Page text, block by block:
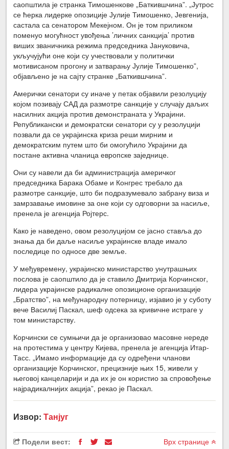
саопштила је странка Тимошенкове „Баткившчина”. „Јутрос
се ћерка лидерке опозиције Јулије Тимошенко, Јевгенија,
састала са сенатором Мекејном. Он је том приликом
поменуо могућност увођења ’личних санкција’ против
виших званичника режима председника Јануковича,
укључујући оне који су учествовали у политички
мотивисаном прогону и затварању Јулије Тимошенко”,
објављено је на сајту странке „Баткившчина”.
Амерички сенатори су иначе у петак објавили резолуцију
којом позивају САД да размотре санкције у случају даљих
насилних акција против демонстраната у Украјини.
Републикански и демократски сенатори су у резолуцији
позвали да се украјинска криза реши мирним и
демократским путем што би омогућило Украјини да
постане активна чланица европске заједнице.
Они су навели да би администрација америчког
председника Барака Обаме и Конгрес требало да
размотре санкције, што би подразумевало забрану виза и
замрзавање имовине за оне који су одговорни за насиље,
пренела је агенција Ројтерс.
Како је наведено, овом резолуцијом се јасно ставља до
знања да би даље насиље украјинске владе имало
последице по односе две земље.
У међувремену, украјинско министарство унутрашњих
послова је саопштило да је ставило Дмитрија Корчинског,
лидера украјинске радикалне опозиционе организације
„Братство”, на међународну потерницу, изјавио је у суботу
вече Василиј Паскал, шеф одсека за кривичне истраге у
том министарству.
Корчински се сумњичи да је организовао масовне нереде
на протестима у центру Кијева, пренела је агенција Итар-
Тасс. „Имамо информације да су одређени чланови
организације Корчинског, прецизније њих 15, живели у
његовој канцеларији и да их је он користио за спровођење
најрадикалнијих акција”, рекао је Паскал.
Извор:Танјуг
Подели вест: Врх странице